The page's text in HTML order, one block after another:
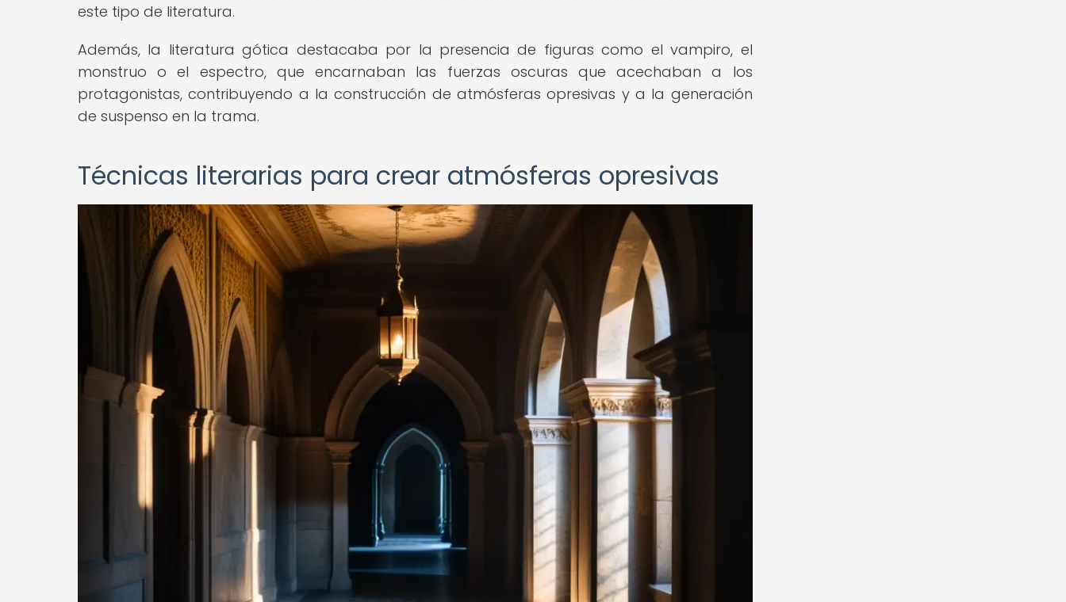
este tipo de literatura.
Además, la literatura gótica destacaba por la presencia de figuras como el vampiro, el
monstruo o el espectro, que encarnaban las fuerzas oscuras que acechaban a los
protagonistas, contribuyendo a la construcción de atmósferas opresivas y a la generación
de suspenso en la trama.
Técnicas literarias para crear atmósferas opresivas